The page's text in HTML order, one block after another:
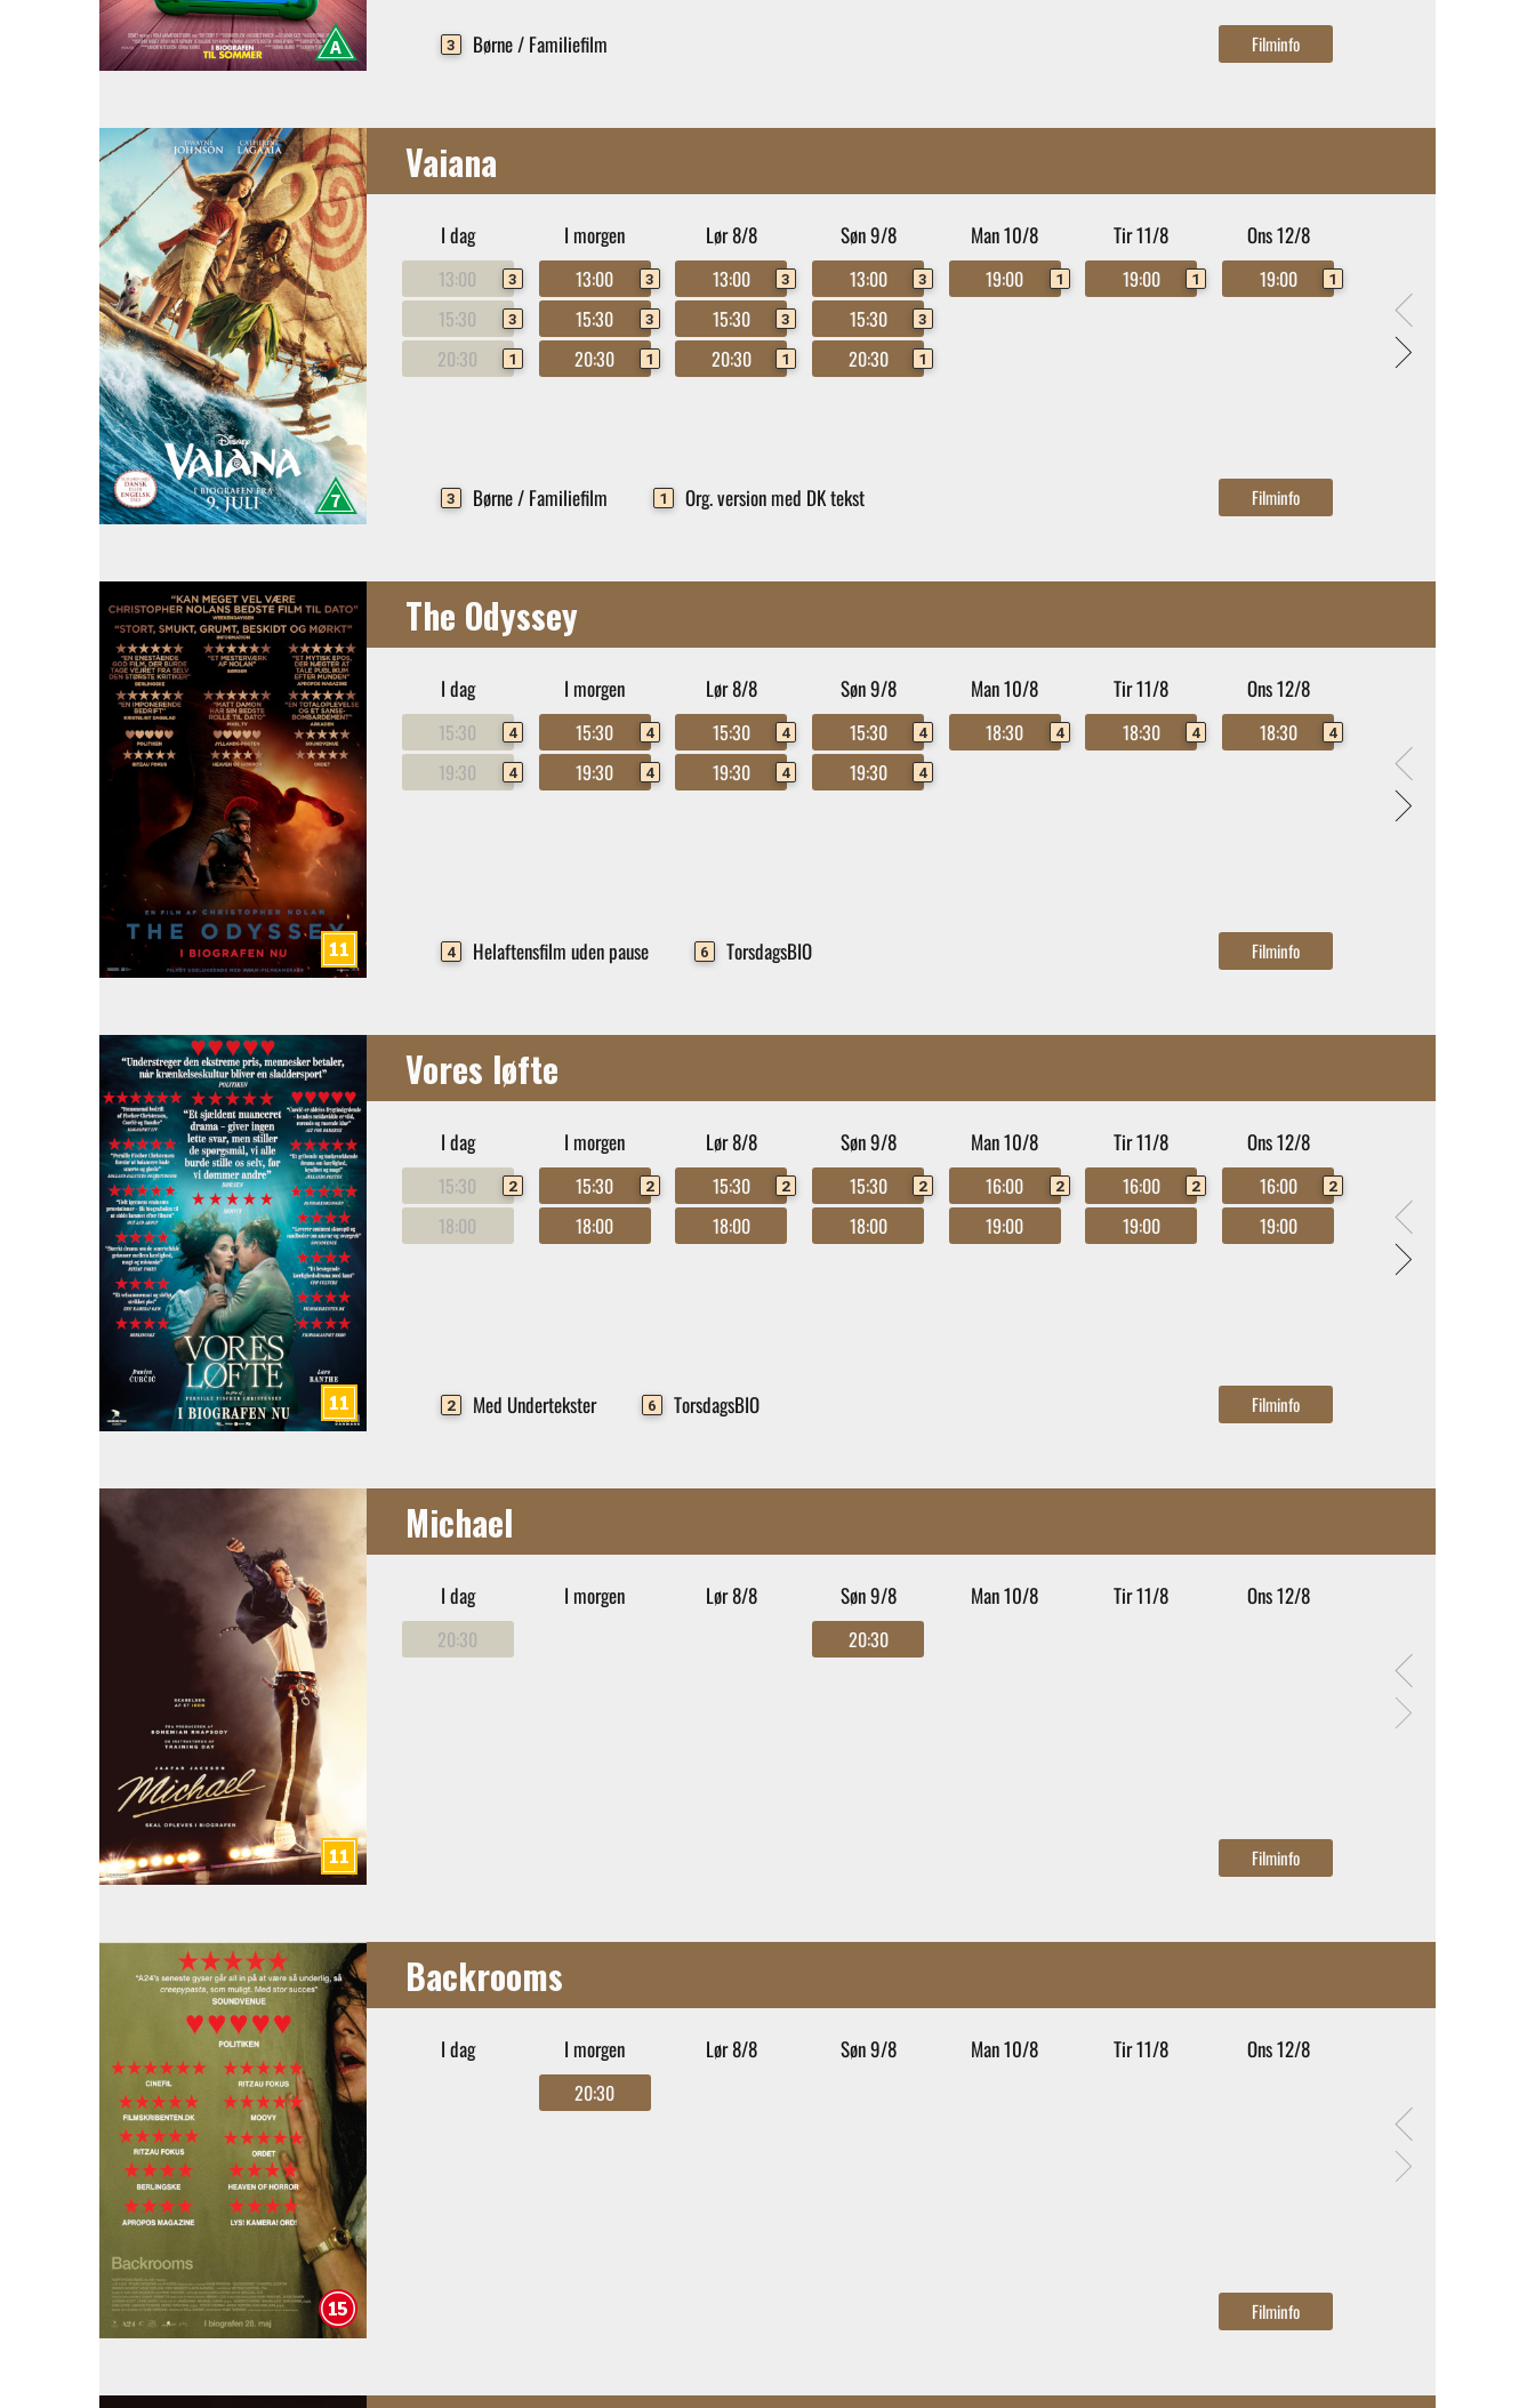
3 Børne / Familiefilm
Vaiana
I dag
13:00 3
15:30 3
20:30 1
I morgen
13:00 3
15:30 3
20:30 1
Lør 8/8
13:00 3
15:30 3
20:30 1
Søn 9/8
13:00 3
15:30 3
20:30 1
Man 10/8
19:00 1
Tir 11/8
19:00 1
Ons 12/8
19:00 1
3 Børne / Familiefilm 1 Org. version med DK tekst
The Odyssey
I dag
15:30 4
19:30 4
I morgen
15:30 4
19:30 4
Lør 8/8
15:30 4
19:30 4
Søn 9/8
15:30 4
19:30 4
Man 10/8
18:30 4
Tir 11/8
18:30 4
Ons 12/8
18:30 4
4 Helaftensfilm uden pause 6 TorsdagsBIO
Vores løfte
I dag
15:30 2
18:00
I morgen
15:30 2
18:00
Lør 8/8
15:30 2
18:00
Søn 9/8
15:30 2
18:00
Man 10/8
16:00 2
19:00
Tir 11/8
16:00 2
19:00
Ons 12/8
16:00 2
19:00
2 Med Undertekster 6 TorsdagsBIO
Michael
I dag
20:30
I morgen Lør 8/8 Søn 9/8
20:30
Man 10/8 Tir 11/8 Ons 12/8
Backrooms
I dag I morgen
20:30
Lør 8/8 Søn 9/8 Man 10/8 Tir 11/8 Ons 12/8